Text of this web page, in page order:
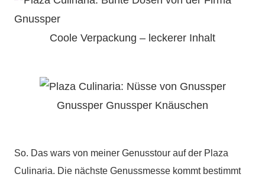
Coole Verpackung – leckerer Inhalt
Gnussper Gnussper Knäuschen
So. Das wars von meiner Genusstour auf der Plaza
Culinaria. Die nächste Genussmesse kommt bestimmt